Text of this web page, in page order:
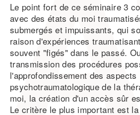
Le point fort de ce séminaire 3
avec des états du moi
submergés et impuissants, qui
raison d'expériences
souvent "figés" dans le passé.
transmission des procédures
l'approfondissement des aspects
psychotraumatologique de la
moi, la création d'un accès sûr
Le critère le plus important est